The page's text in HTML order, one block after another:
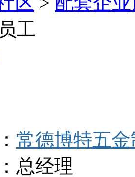
工
常德博特五
总经理